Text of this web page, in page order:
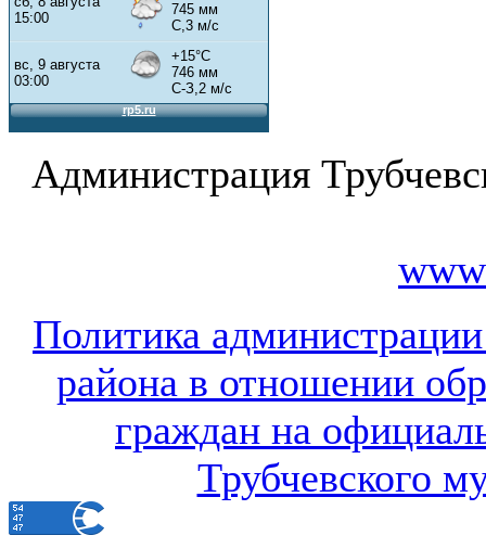
Администрация
Политика
района в отношении
граждан на
Трубчевского